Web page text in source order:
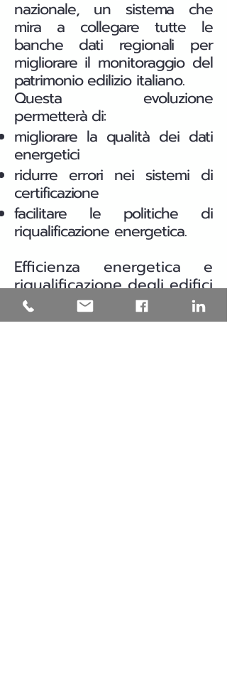
nazionale, un sistema che
mira a collegare tutte le
banche dati regionali per
migliorare il monitoraggio del
patrimonio edilizio italiano.
Questa evoluzione
permetterà di:
migliorare la qualità dei dati
energetici
ridurre errori nei sistemi di
certificazione
facilitare le politiche di
riqualificazione energetica.
Efficienza energetica e
riqualificazione degli edifici
in Puglia
Una parte significativa del